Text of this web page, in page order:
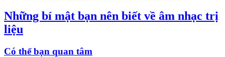
Những bí mật bạn nên biết về âm nhạc trị
liệu
Có thể bạn quan tâm